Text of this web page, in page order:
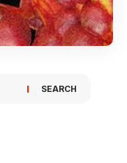
SEARCH